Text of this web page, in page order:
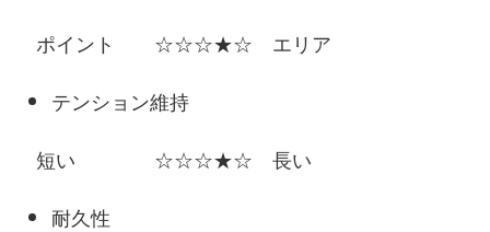
ポイント ☆☆☆★☆ エリア
テンション維持
短い ☆☆☆★☆ 長い
耐久性